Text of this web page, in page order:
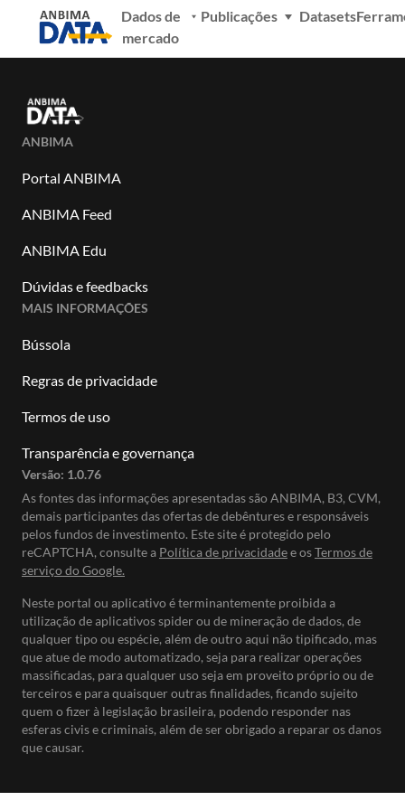
Dados de
mercado
Publicações Datasets
ANBIMA
Portal ANBIMA
ANBIMA Feed
ANBIMA Edu
Dúvidas e feedbacks
MAIS INFORMAÇÕES
Bússola
Regras de privacidade
Termos de uso
Transparência e governança
Versão: 1.0.76
As fontes das informações apresentadas são ANBIMA, B3, CVM,
demais participantes das ofertas de debêntures e responsáveis
pelos fundos de investimento. Este site é protegido pelo
reCAPTCHA, consulte a Política de privacidadee osTermos de
serviço do Google.
Neste portal ou aplicativo é terminantemente proibida a
utilização de aplicativos spider ou de mineração de dados, de
qualquer tipo ou espécie, além de outro aqui não tipificado, mas
que atue de modo automatizado, seja para realizar operações
massificadas, para qualquer uso seja em proveito próprio ou de
terceiros e para quaisquer outras finalidades, ficando sujeito
quem o fizer à legislação brasileira, podendo responder nas
esferas civis e criminais, além de ser obrigado a reparar os danos
que causar.